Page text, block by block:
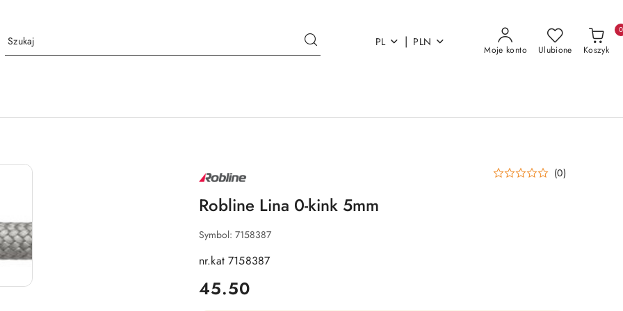
PL | PLN
Moje konto Ulubione Koszyk
0
PRODUCENTA: (0)
Robline Lina 0-kink 5mm
Symbol: 7158387
nr.kat 7158387
cena:
45.50